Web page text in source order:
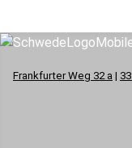
Frankfurter Weg 32 a |